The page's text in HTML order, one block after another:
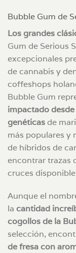
Bubble Gum de
Los grandes
Gum de Serious
excepcionales
de cannabis y
coffeshops
Bubble Gum
impactado
genéticasde
más populares y
de híbridos de
encontrar trazas
cruces
Aunque el
la cantidad
cogollos de la
selección,
de fresa con